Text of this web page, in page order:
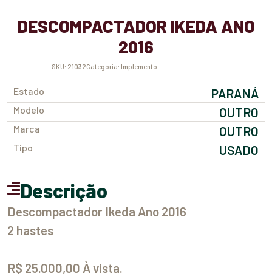
DESCOMPACTADOR IKEDA ANO
2016
SKU: 21032 Categoria: Implemento
Estado PARANÁ
Modelo OUTRO
Marca OUTRO
Tipo USADO
Descrição
Descompactador Ikeda Ano 2016
2 hastes
R$ 25.000,00 À vista.